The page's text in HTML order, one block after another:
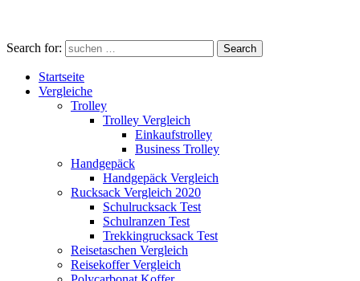
Search for: Search
Startseite
Vergleiche
Trolley
Trolley Vergleich
Einkaufstrolley
Business Trolley
Handgepäck
Handgepäck Vergleich
Rucksack Vergleich 2020
Schulrucksack Test
Schulranzen Test
Trekkingrucksack Test
Reisetaschen Vergleich
Reisekoffer Vergleich